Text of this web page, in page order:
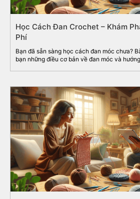
Học Cách Đan Crochet – Khám
Phí
Bạn đã sẵn sàng học cách đan móc chưa?
bạn những điều cơ bản về đan móc và